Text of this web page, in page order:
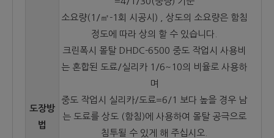
도장방
법
소요량(1/㎡-1회 시공시) , 상도의 소요량은 함침
정도에 따라 상의 할 수 있습니다.
크린폭시 몰탈 DHDC-6500 중도 작업시 사용비
는 혼합된 도료/실리카 1/6~10의 비율로 사용하
며
중도 작업시 실리카/도료=6/1 보다 높을 경우 남
는 도료를 상도 (함침)에 사용하여 몰탈 공극으로
침투될 수 있게 해 주십시오.